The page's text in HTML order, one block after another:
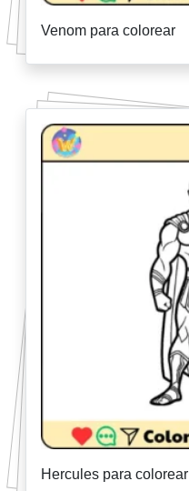
Venom para colorear
Hercules para colorear